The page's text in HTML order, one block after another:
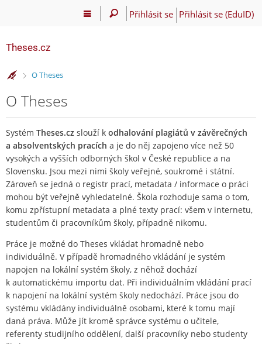
Přihlásit se Přihlásit se (EduID)
Theses.cz
>
O Theses
O Theses
Systém Theses.cz slouží k odhalování plagiátů v závěrečných
a absolventských pracích a je do něj zapojeno více než 50
vysokých a vyšších odborných škol v České republice a na
Slovensku. Jsou mezi nimi školy veřejné, soukromé i státní.
Zároveň se jedná o registr prací, metadata / informace o práci
mohou být veřejně vyhledatelné. Škola rozhoduje sama o tom,
komu zpřístupní metadata a plné texty prací: všem v internetu,
studentům či pracovníkům školy, případně nikomu.
Práce je možné do Theses vkládat hromadně nebo
individuálně. V případě hromadného vkládání je systém
napojen na lokální systém školy, z něhož dochází
k automatickému importu dat. Při individuálním vkládání prací
k napojení na lokální systém školy nedochází. Práce jsou do
systému vkládány individuálně osobami, které k tomu mají
daná práva. Může jít kromě správce systému o učitele,
referenty studijního oddělení, další pracovníky nebo studenty